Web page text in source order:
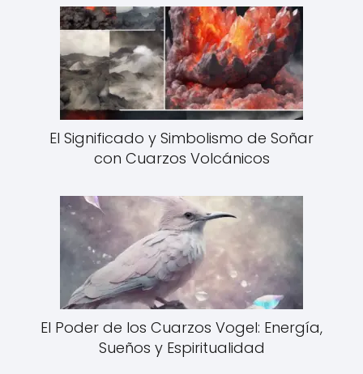
El Significado y Simbolismo de Soñar
con Cuarzos Volcánicos
El Poder de los Cuarzos Vogel: Energía,
Sueños y Espiritualidad